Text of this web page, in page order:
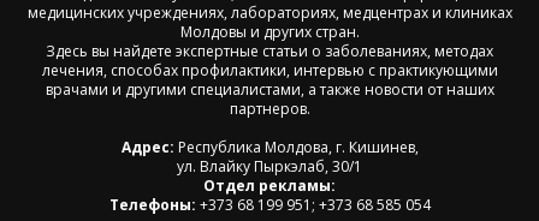
медицинских учреждениях, лабораториях, медцентрах и клиниках
Молдовы и других стран.
Здесь вы найдете экспертные статьи о заболеваниях, методах
лечения, способах профилактики, интервью с практикующими
врачами и другими специалистами, а также новости от наших
партнеров.
Адрес: Республика Молдова, г. Кишинев,
ул. Влайку Пыркэлаб, 30/1
Отдел рекламы:
Телефоны: +373 68 199 951; +373 68 585 054